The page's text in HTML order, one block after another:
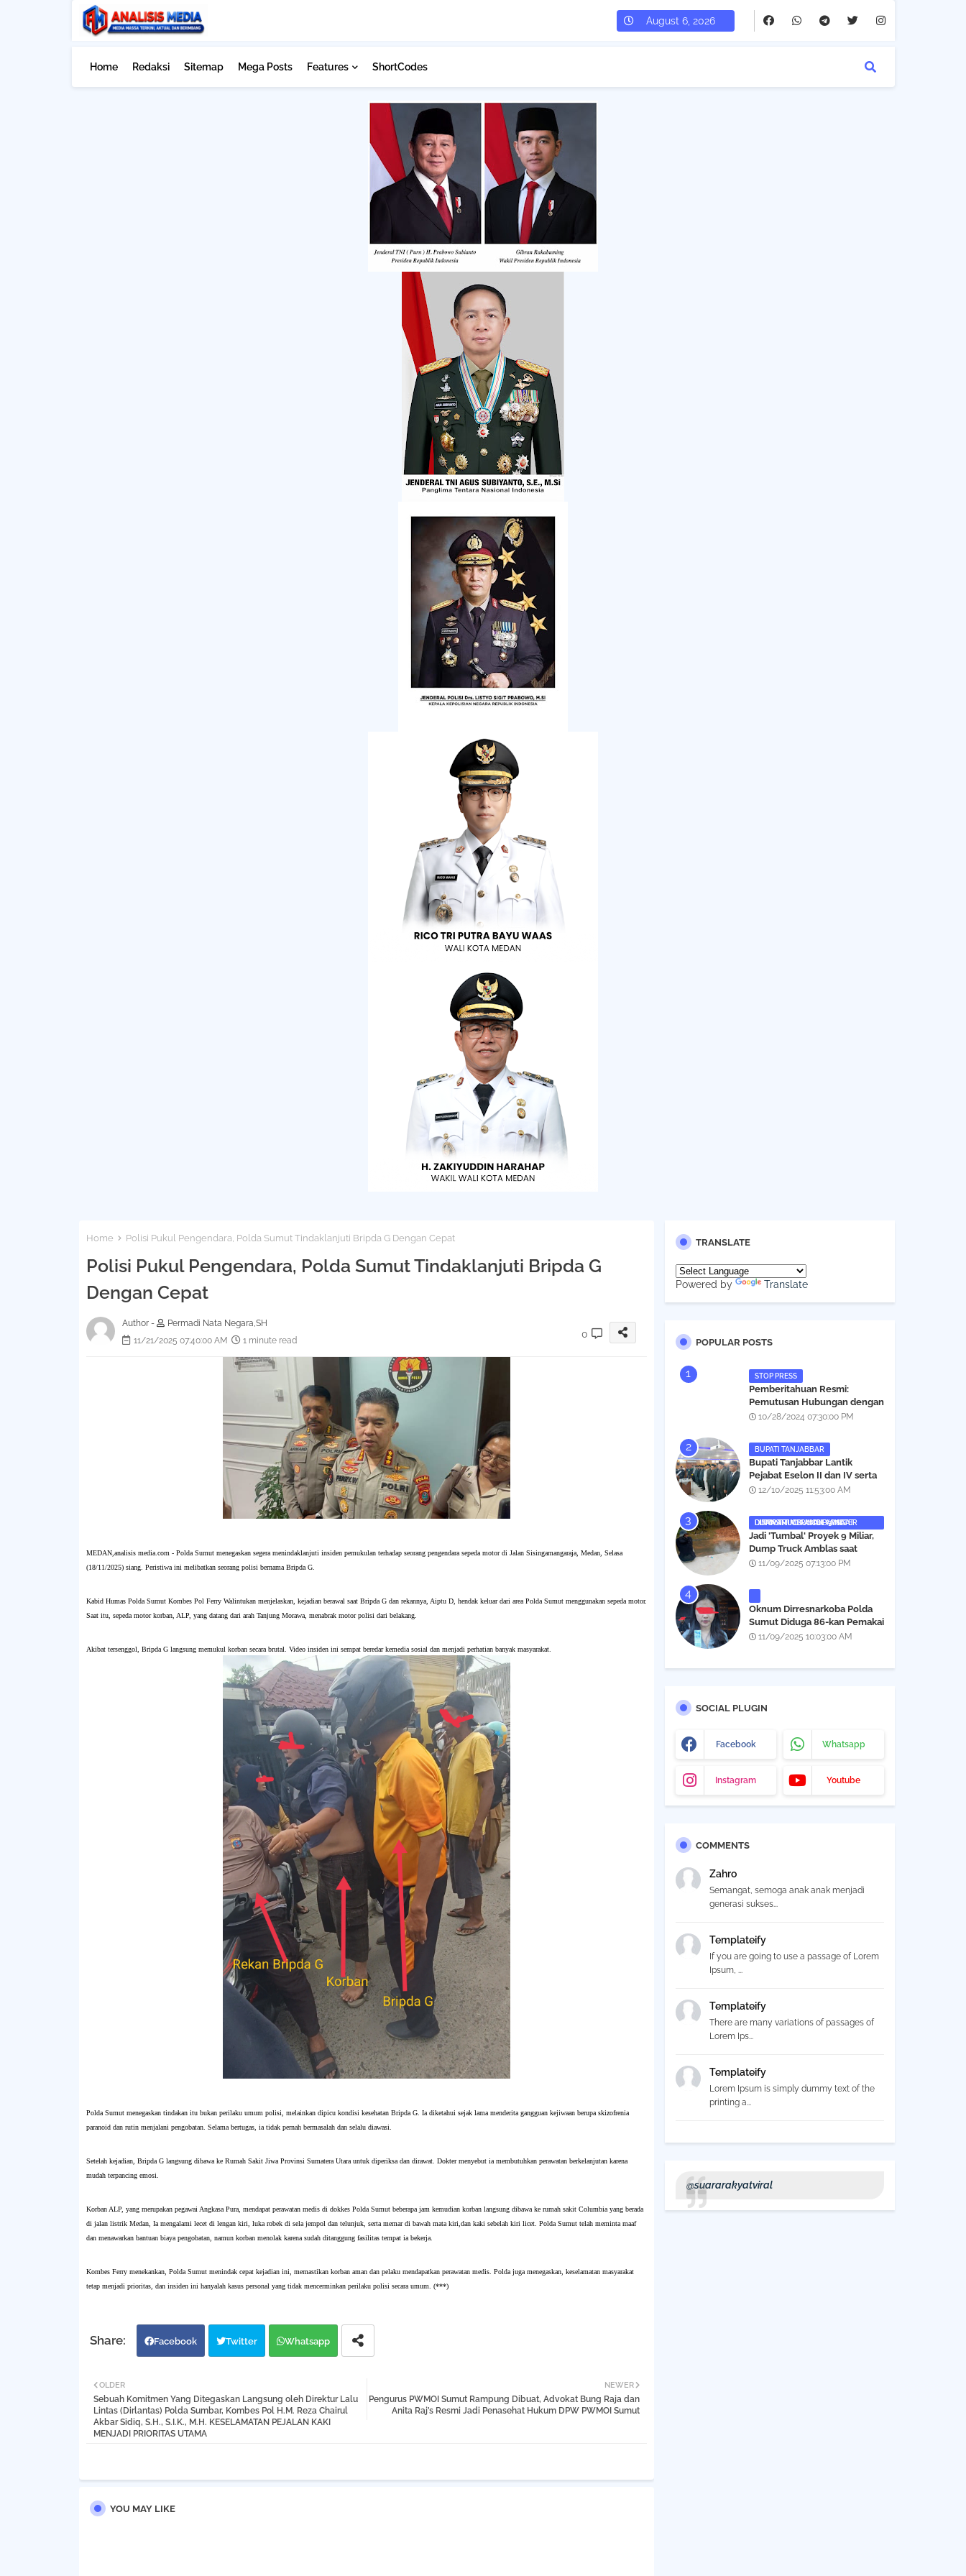
August 6, 2026
Home Redaksi Sitemap Mega Posts Features ShortCodes
Home Polisi Pukul Pengendara, Polda Sumut Tindaklanjuti Bripda G Dengan Cepat
Polisi Pukul Pengendara, Polda Sumut Tindaklanjuti Bripda G
Dengan Cepat
Author -
Permadi Nata Negara,SH
11/21/2025 07:40:00 AM
1 minute read
0
MEDAN,analisis media.com - Polda Sumut menegaskan segera menindaklanjuti insiden pemukulan terhadap seorang pengendara sepeda motor di Jalan Sisingamangaraja, Medan, Selasa
(18/11/2025) siang. Peristiwa ini melibatkan seorang polisi bernama Bripda G.
Kabid Humas Polda Sumut Kombes Pol Ferry Walintukan menjelaskan, kejadian berawal saat Bripda G dan rekannya, Aiptu D, hendak keluar dari area Polda Sumut menggunakan sepeda motor.
Saat itu, sepeda motor korban, ALP, yang datang dari arah Tanjung Morawa, menabrak motor polisi dari belakang.
Akibat tersenggol, Bripda G langsung memukul korban secara brutal. Video insiden ini sempat beredar kemedia sosial dan menjadi perhatian banyak masyarakat.
Polda Sumut menegaskan tindakan itu bukan perilaku umum polisi, melainkan dipicu kondisi kesehatan Bripda G. Ia diketahui sejak lama menderita gangguan kejiwaan berupa skizofrenia
paranoid dan rutin menjalani pengobatan. Selama bertugas, ia tidak pernah bermasalah dan selalu diawasi.
Setelah kejadian, Bripda G langsung dibawa ke Rumah Sakit Jiwa Provinsi Sumatera Utara untuk diperiksa dan dirawat. Dokter menyebut ia membutuhkan perawatan berkelanjutan karena
mudah terpancing emosi.
Korban ALP, yang merupakan pegawai Angkasa Pura, mendapat perawatan medis di dokkes Polda Sumut beberapa jam kemudian korban langsung dibawa ke rumah sakit Columbia yang berada
di jalan listrik Medan, Ia mengalami lecet di lengan kiri, luka robek di sela jempol dan telunjuk, serta memar di bawah mata kiri,dan kaki sebelah kiri licet. Polda Sumut telah meminta maaf
dan menawarkan bantuan biaya pengobatan, namun korban menolak karena sudah ditanggung fasilitas tempat ia bekerja.
Kombes Ferry menekankan, Polda Sumut menindak cepat kejadian ini, memastikan korban aman dan pelaku mendapatkan perawatan medis. Polda juga menegaskan, keselamatan masyarakat
tetap menjadi prioritas, dan insiden ini hanyalah kasus personal yang tidak mencerminkan perilaku polisi secara umum. (***)
Facebook Twitter Whatsapp
NEWER
Pengurus PWMOI Sumut Rampung Dibuat, Advokat Bung Raja dan
Anita Raj’s Resmi Jadi Penasehat Hukum DPW PWMOI Sumut
OLDER
Sebuah Komitmen Yang Ditegaskan Langsung oleh Direktur Lalu
Lintas (Dirlantas) Polda Sumbar, Kombes Pol H.M. Reza Chairul
Akbar Sidiq, S.H., S.I.K., M.H. KESELAMATAN PEJALAN KAKI
MENJADI PRIORITAS UTAMA
YOU MAY LIKE
TRANSLATE
Powered by Translate
POPULAR POSTS
STOP PRESS
Pemberitahuan Resmi:
Pemutusan Hubungan dengan
Salah Satu Individu yang
Analisismedia.com
10/28/2024 07:30:00 PM
BUPATI TANJABBAR
‎Bupati Tanjabbar Lantik
Pejabat Eselon II dan IV serta
Fungsional, Berikut Nama dan
12/10/2025 11:53:00 AM
DUMP TRUCK AMBLAS SAAT LINTASI TIMBUNAN YANG DITANAMI CERUCUP 3 METER
‎Jadi 'Tumbal' Proyek 9 Miliar,
Dump Truck Amblas saat
Lintasi Timbunan yang
11/09/2025 07:13:00 PM
Oknum Dirresnarkoba Polda
Sumut Diduga 86-kan Pemakai
Narkoba Yang Didapatkan Saat
11/09/2025 10:03:00 AM
SOCIAL PLUGIN
Facebook Whatsapp
Instagram Youtube
COMMENTS
Zahro
Semangat, semoga anak anak menjadi
generasi sukses...
Templateify
If you are going to use a passage of Lorem
Ipsum, ...
Templateify
There are many variations of passages of
Lorem Ips...
Templateify
Lorem Ipsum is simply dummy text of the
printing a...
@suararakyatviral